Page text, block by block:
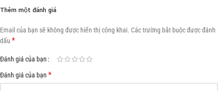
Thêm một đánh giá
Email của bạn sẽ không được hiển thị công khai. Các trường bắt buộc được đánh
dấu *
Đánh giá của bạn
Đánh giá của bạn *